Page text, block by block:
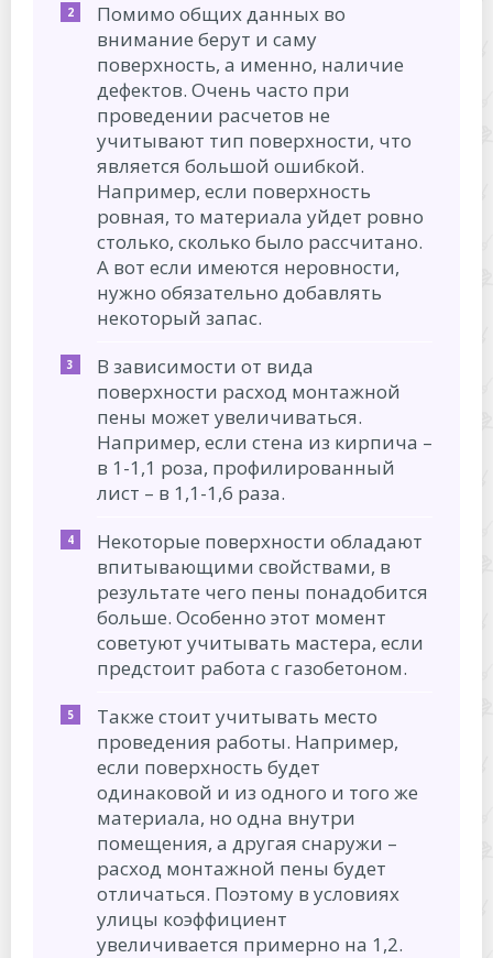
Помимо общих данных во
внимание берут и саму
поверхность, а именно, наличие
дефектов. Очень часто при
проведении расчетов не
учитывают тип поверхности, что
является большой ошибкой.
Например, если поверхность
ровная, то материала уйдет ровно
столько, сколько было рассчитано.
А вот если имеются неровности,
нужно обязательно добавлять
некоторый запас.
В зависимости от вида
поверхности расход монтажной
пены может увеличиваться.
Например, если стена из кирпича –
в 1-1,1 роза, профилированный
лист – в 1,1-1,6 раза.
Некоторые поверхности обладают
впитывающими свойствами, в
результате чего пены понадобится
больше. Особенно этот момент
советуют учитывать мастера, если
предстоит работа с газобетоном.
Также стоит учитывать место
проведения работы. Например,
если поверхность будет
одинаковой и из одного и того же
материала, но одна внутри
помещения, а другая снаружи –
расход монтажной пены будет
отличаться. Поэтому в условиях
улицы коэффициент
увеличивается примерно на 1,2.